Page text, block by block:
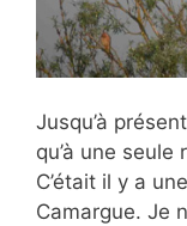
Jusqu’à
qu’à une
C’était il y a
Camargue. Je